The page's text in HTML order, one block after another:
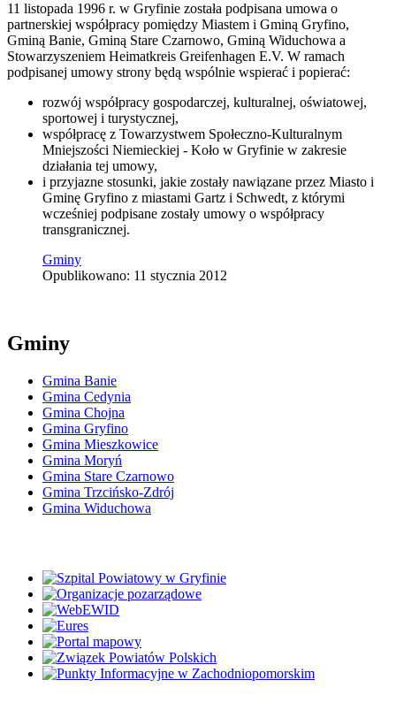
11 listopada 1996 r. w Gryfinie została podpisana umowa o
partnerskiej współpracy pomiędzy Miastem i Gminą Gryfino,
Gminą Banie, Gminą Stare Czarnowo, Gminą Widuchowa a
Stowarzyszeniem Heimatkreis Greifenhagen E.V. W ramach
podpisanej umowy strony będą wspólnie wspierać i popierać:
rozwój współpracy gospodarczej, kulturalnej, oświatowej,
sportowej i turystycznej,
współpracę z Towarzystwem Społeczno-Kulturalnym
Mniejszości Niemieckiej - Koło w Gryfinie w zakresie
działania tej umowy,
i przyjazne stosunki, jakie zostały nawiązane przez Miasto i
Gminę Gryfino z miastami Gartz i Schwedt, z którymi
wcześniej podpisane zostały umowy o współpracy
transgranicznej.
Gminy
Opublikowano: 11 stycznia 2012
Gminy
Gmina Banie
Gmina Cedynia
Gmina Chojna
Gmina Gryfino
Gmina Mieszkowice
Gmina Moryń
Gmina Stare Czarnowo
Gmina Trzcińsko-Zdrój
Gmina Widuchowa